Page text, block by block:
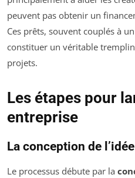
peuvent pas obtenir un
Ces prêts, souvent couplés à
constituer un véritable
projets.
Les étapes pour
entreprise
La conception de l’idée
Le processus débute par la